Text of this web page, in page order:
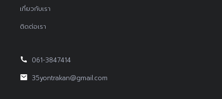
เกี่ยวกับเรา
ติดต่อเรา
061-3847414
35yontrakan@gmail.com